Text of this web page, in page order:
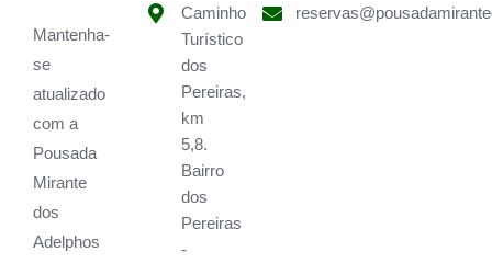
Mantenha-
se
atualizado
com a
Pousada
Mirante
dos
Adelphos
Caminho
Turístico
dos
Pereiras,
km
5,8.
Bairro
dos
Pereiras
-